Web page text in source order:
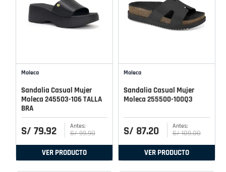
Moleca
Sandalia Casual Mujer
Moleca 245503-106 TALLA
BRA
S/ 79.92 S/ 99.90
VER PRODUCTO
Moleca
Sandalia Casual Mujer
Moleca 255500-100Q3
S/ 87.20 S/ 109.00
VER PRODUCTO